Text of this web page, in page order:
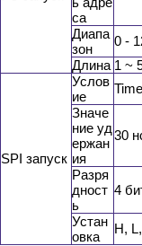
са
Диапа
зон
0 -
Длина 1 ~
SPI запуск
Услов
ие
Значе
ние уд
ержан
ия
30
Разря
дност
ь
4
Устан
овка
H,